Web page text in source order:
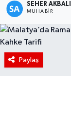
SEHER
MUHABIR
Paylaş